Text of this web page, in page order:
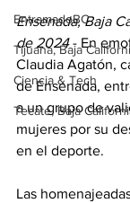
EntramadoBC
Tijuana, Baja
Ciencia & Tech
Tecate, Baja
Ensenada, Baja
de 2024 - En
Claudia Agatón,
de Ensenada,
a un grupo de
mujeres por su
en el deporte.
Las